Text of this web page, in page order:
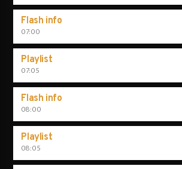
Flash info
07:00
Playlist
07:05
Flash info
08:00
Playlist
08:05